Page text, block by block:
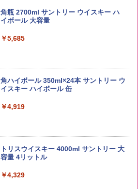
5kg 長野県産 令和7年産
kg 業務用 お米マイスターブレンド
米 5kg
角瓶 2700ml サントリー ウイスキー ハ
イボール 大容量
￥5,685
角ハイボール 350ml×24本 サントリー ウ
イスキー ハイボール 缶
￥4,919
トリスウイスキー 4000ml サントリー 大
容量 4リットル
￥4,329